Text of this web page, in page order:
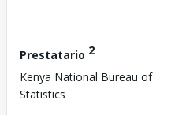
Prestatario 2
Kenya National Bureau of
Statistics